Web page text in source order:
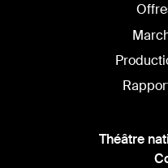
Théâtre